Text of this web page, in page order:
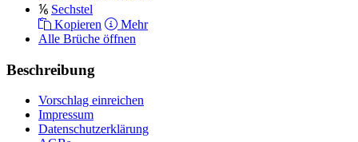
⅙ Sechstel
Kopieren
Mehr
Alle Brüche öffnen
Beschreibung
Vorschlag einreichen
Impressum
Datenschutzerklärung